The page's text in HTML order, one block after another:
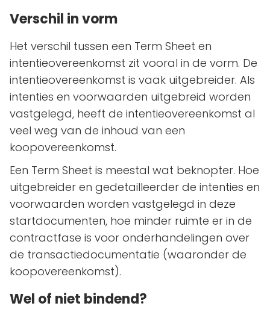
Verschil in vorm
Het verschil tussen een Term Sheet en
intentieovereenkomst zit vooral in de vorm. De
intentieovereenkomst is vaak uitgebreider. Als
intenties en voorwaarden uitgebreid worden
vastgelegd, heeft de intentieovereenkomst al
veel weg van de inhoud van een
koopovereenkomst.
Een Term Sheet is meestal wat beknopter. Hoe
uitgebreider en gedetailleerder de intenties en
voorwaarden worden vastgelegd in deze
startdocumenten, hoe minder ruimte er in de
contractfase is voor onderhandelingen over
de transactiedocumentatie (waaronder de
koopovereenkomst).
Wel of niet bindend?